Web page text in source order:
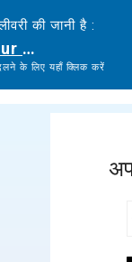
की जानी है :
delivery
के लिए यहाँ क्लिक करें